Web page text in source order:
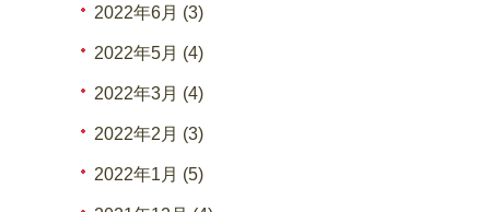
2022年6月 (3)
2022年5月 (4)
2022年3月 (4)
2022年2月 (3)
2022年1月 (5)